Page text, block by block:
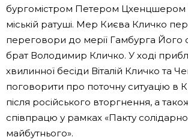
бургомістром Петером
міській ратуші. Мер Києва Кличко
переговори до мерії Гамбурга Його
брат Володимир Кличко. У ході
хвилинної бесіди Віталій Кличко та
поговорити про поточну ситуацію в
після російського вторгнення, а
співпрацю у рамках «Пакту
майбутнього».